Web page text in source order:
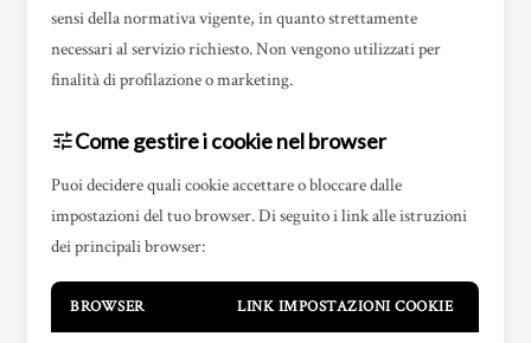
sensi della normativa vigente, in quanto strettamente
necessari al servizio richiesto. Non vengono utilizzati per
finalità di profilazione o marketing.
tuneCome gestire i cookie nel browser
Puoi decidere quali cookie accettare o bloccare dalle
impostazioni del tuo browser. Di seguito i link alle istruzioni
dei principali browser:
BROWSER LINK IMPOSTAZIONI COOKIE